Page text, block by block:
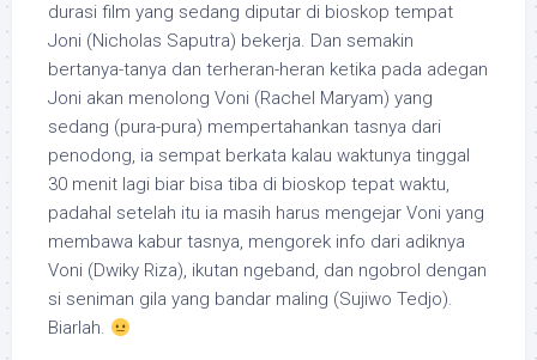
durasi film yang sedang diputar di bioskop tempat
Joni (Nicholas Saputra) bekerja. Dan semakin
bertanya-tanya dan terheran-heran ketika pada adegan
Joni akan menolong Voni (Rachel Maryam) yang
sedang (pura-pura) mempertahankan tasnya dari
penodong, ia sempat berkata kalau waktunya tinggal
30 menit lagi biar bisa tiba di bioskop tepat waktu,
padahal setelah itu ia masih harus mengejar Voni yang
membawa kabur tasnya, mengorek info dari adiknya
Voni (Dwiky Riza), ikutan ngeband, dan ngobrol dengan
si seniman gila yang bandar maling (Sujiwo Tedjo).
Biarlah.